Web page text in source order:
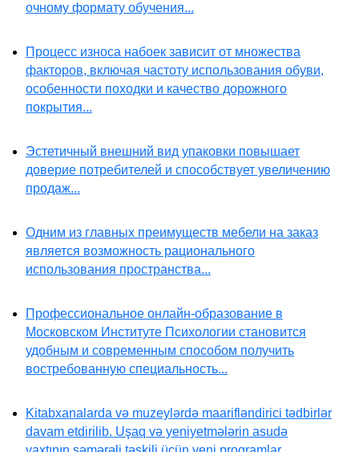
очному формату обучения...
Процесс износа набоек зависит от множества
факторов, включая частоту использования обуви,
особенности походки и качество дорожного
покрытия...
Эстетичный внешний вид упаковки повышает
доверие потребителей и способствует увеличению
продаж...
Одним из главных преимуществ мебели на заказ
является возможность рационального
использования пространства...
Профессиональное онлайн-образование в
Московском Институте Психологии становится
удобным и современным способом получить
востребованную специальность...
Kitabxanalarda və muzeylərdə maarifləndirici tədbirlər
davam etdirilib. Uşaq və yeniyetmələrin asudə